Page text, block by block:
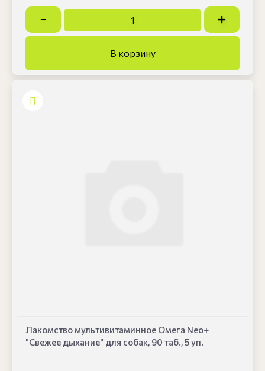
Лакомство мультивитаминное Омега Neo+
"Свежее дыхание" для собак, 90 таб., 5 уп.